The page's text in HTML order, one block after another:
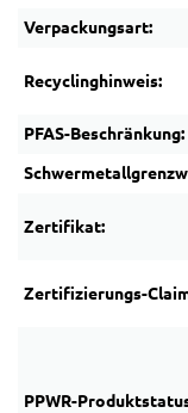
Verpackungsart:
Recyclinghinweis:
PFAS-Beschränkung:
Zertifikat:
Zertifizierungs-
PPWR-